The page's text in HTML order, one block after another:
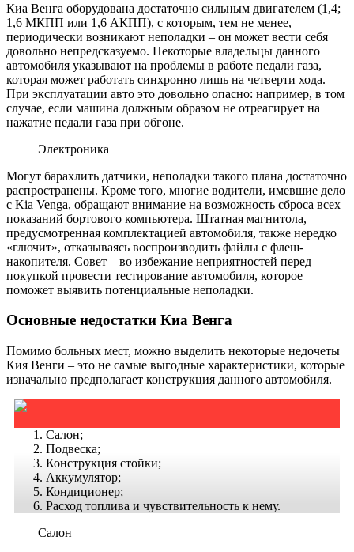
Киа Венга оборудована достаточно сильным двигателем (1,4;
1,6 МКПП или 1,6 АКПП), с которым, тем не менее,
периодически возникают неполадки – он может вести себя
довольно непредсказуемо. Некоторые владельцы данного
автомобиля указывают на проблемы в работе педали газа,
которая может работать синхронно лишь на четверти хода.
При эксплуатации авто это довольно опасно: например, в том
случае, если машина должным образом не отреагирует на
нажатие педали газа при обгоне.
Электроника
Могут барахлить датчики, неполадки такого плана достаточно
распространены. Кроме того, многие водители, имевшие дело
с Kia Venga, обращают внимание на возможность сброса всех
показаний бортового компьютера. Штатная магнитола,
предусмотренная комплектацией автомобиля, также нередко
«глючит», отказываясь воспроизводить файлы с флеш-
накопителя. Совет – во избежание неприятностей перед
покупкой провести тестирование автомобиля, которое
поможет выявить потенциальные неполадки.
Основные недостатки Киа Венга
Помимо больных мест, можно выделить некоторые недочеты
Кия Венги – это не самые выгодные характеристики, которые
изначально предполагает конструкция данного автомобиля.
Салон;
Подвеска;
Конструкция стойки;
Аккумулятор;
Кондиционер;
Расход топлива и чувствительность к нему.
Салон